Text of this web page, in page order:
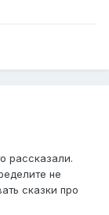
рассказали.
не
сказки про